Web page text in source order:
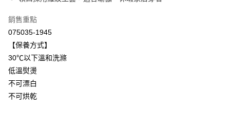
聯邦商業銀行
遠東國際商業銀行
元大商業銀行
台新國際商業銀行
台灣樂天信用卡公司
ATM付款
運送方式
付款後全家取貨$888免運-以PackAge+配客嘉循環箱包裝寄出
每筆NT$90，滿NT$888(含以上)免運費
付款後萊爾富取貨
銷售重點
075035-1945
【保養方式】
30℃以下溫和洗滌
低溫熨燙
不可漂白
不可烘乾